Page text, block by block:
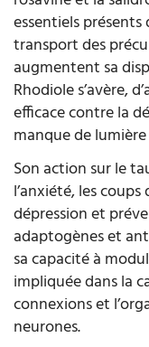
essentiels
transport des
augmentent sa
Rhodiole s’avère,
efficace contre la
manque de
Son action sur le
l’anxiété, les
dépression et
adaptogènes et
sa capacité à
impliquée dans la
connexions et
neurones.